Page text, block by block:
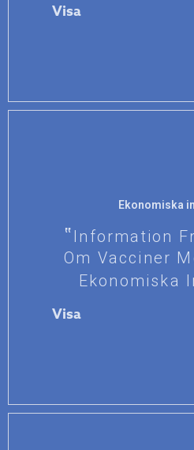
Visa
Ekonomiska
Information
Om Vacciner
Ekonomiska
Visa